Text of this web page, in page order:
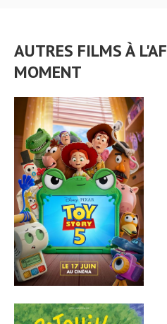
AUTRES FILMS À
MOMENT